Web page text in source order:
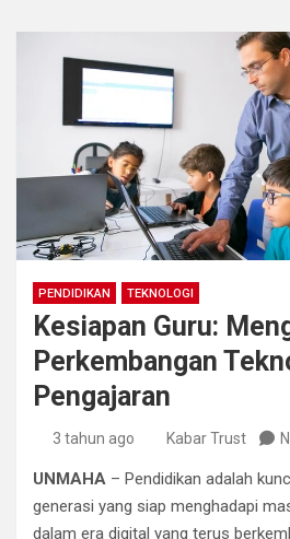
PENDIDIKAN TEKNOLOGI
Kesiapan Guru:
Perkembangan
Pengajaran
3 tahun ago Kabar Trust
UNMAHA – Pendidikan adalah
generasi yang siap menghadapi
dalam era digital yang terus